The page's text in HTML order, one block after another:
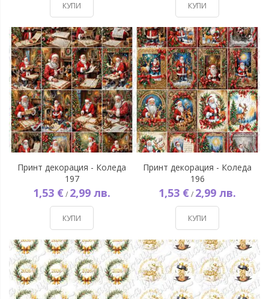
КУПИ КУПИ
Принт декорация - Коледа
197
1,53 € / 2,99 лв.
КУПИ
Принт декорация - Коледа
196
1,53 € / 2,99 лв.
КУПИ